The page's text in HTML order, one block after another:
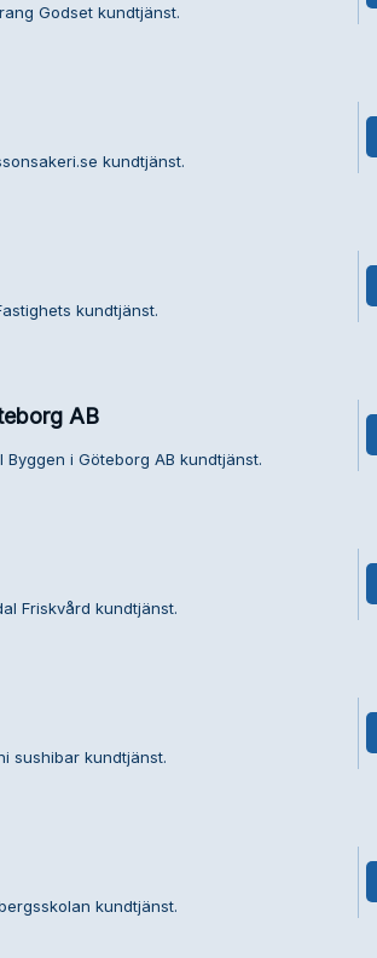
Godset kundtjänst.
kundtjänst.
kundtjänst.
AB
i Göteborg AB kundtjänst.
Friskvård kundtjänst.
sushibar kundtjänst.
kundtjänst.